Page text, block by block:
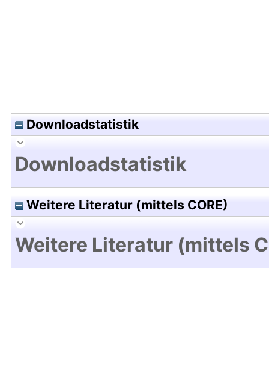
Downloadstatistik
Downloadstatistik
Weitere Literatur (mittels CORE)
Weitere Literatur (mittels